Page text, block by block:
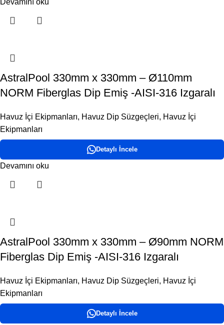
Devamını oku
AstralPool 330mm x 330mm – Ø110mm
NORM Fiberglas Dip Emiş -AISI-316 Izgaralı
Havuz İçi Ekipmanları, Havuz Dip Süzgeçleri, Havuz İçi
Ekipmanları
Detaylı İncele
Devamını oku
AstralPool 330mm x 330mm – Ø90mm NORM
Fiberglas Dip Emiş -AISI-316 Izgaralı
Havuz İçi Ekipmanları, Havuz Dip Süzgeçleri, Havuz İçi
Ekipmanları
Detaylı İncele